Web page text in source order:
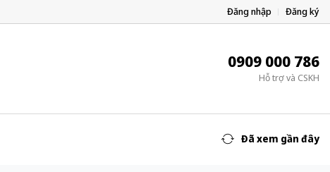
Đăng nhập Đăng ký
0909 000 786
Hỗ trợ và CSKH
Đã xem gần đây